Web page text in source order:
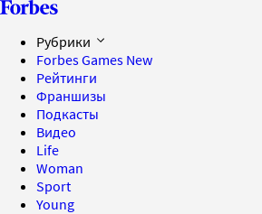
Рубрики
Forbes Games New
Рейтинги
Франшизы
Подкасты
Видео
Life
Woman
Sport
Young